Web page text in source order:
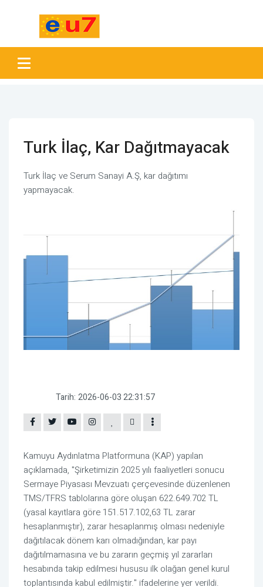
Turk İlaç, Kar Dağıtmayacak
Turk İlaç ve Serum Sanayi A.Ş, kar dağıtımı
yapmayacak.
Tarih: 2026-06-03 22:31:57
Kamuyu Aydınlatma Platformuna (KAP) yapılan
açıklamada, "Şirketimizin 2025 yılı faaliyetleri sonucu
Sermaye Piyasası Mevzuatı çerçevesinde düzenlenen
TMS/TFRS tablolarına göre oluşan 622.649.702 TL
(yasal kayıtlara göre 151.517.102,63 TL zarar
hesaplanmıştır), zarar hesaplanmış olması nedeniyle
dağıtılacak dönem karı olmadığından, kar payı
dağıtılmamasına ve bu zararın geçmiş yıl zararları
hesabında takip edilmesi hususu ilk olağan genel kurul
toplantısında kabul edilmiştir." ifadelerine yer verildi.